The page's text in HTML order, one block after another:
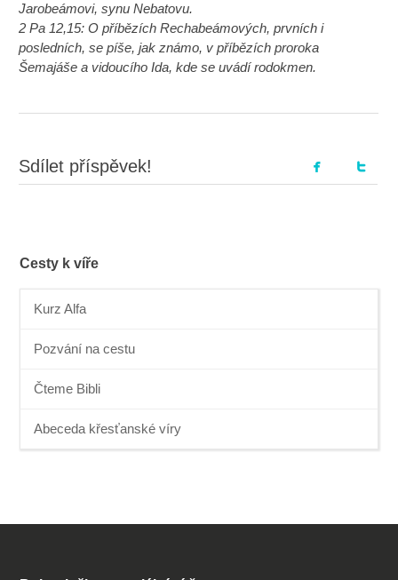
Jarobeámovi, synu Nebatovu.
2 Pa 12,15: O příbězích Rechabeámových, prvních i
posledních, se píše, jak známo, v příbězích proroka
Šemajáše a vidoucího Ida, kde se uvádí rodokmen.
Sdílet příspěvek!
Cesty k víře
Kurz Alfa
Pozvání na cestu
Čteme Bibli
Abeceda křesťanské víry